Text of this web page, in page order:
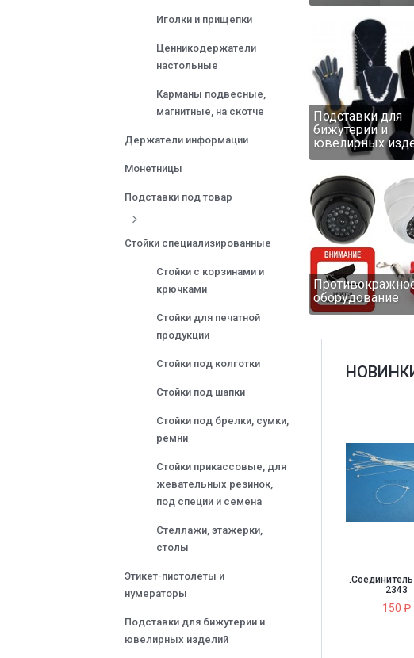
Подставки для
бижутерии и
ювелирных
оборудование
2343
150 ₽
Иголки и прищепки
Ценникодержатели
настольные
Карманы подвесные,
магнитные, на скотче
Держатели информации
Монетницы
Подставки под товар
Стойки специализированные
Стойки с корзинами и
крючками
Стойки для печатной
продукции
Стойки под колготки
Стойки под шапки
Стойки под брелки, сумки,
ремни
Стойки прикассовые, для
жевательных резинок,
под специи и семена
Стеллажи, этажерки,
столы
Этикет-пистолеты и
нумераторы
Подставки для бижутерии и
ювелирных изделий